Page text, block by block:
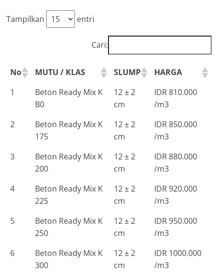
Tampilkan entri
Cari:
No MUTU / KLAS SLUMP
HARGA
1
Beton Ready Mix K
B0
12 ± 2
cm
IDR 810.000
/m3
2
Beton Ready Mix K
175
12 ± 2
cm
IDR 850.000
/m3
3
Beton Ready Mix K
200
12 ± 2
cm
IDR 880.000
/m3
4
Beton Ready Mix K
225
12 ± 2
cm
IDR 920.000
/m3
5
Beton Ready Mix K
250
12 ± 2
cm
IDR 950.000
/m3
6
Beton Ready Mix K
300
12 ± 2
cm
IDR 1000.000
/m3